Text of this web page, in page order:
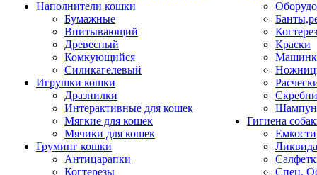
Наполнители кошки
Бумажные
Впитывающий
Древесный
Комкующийся
Силикагелевый
Игрушки кошки
Дразнилки
Интерактивные для кошек
Мягкие для кошек
Мячики для кошек
Груминг кошки
Антицарапки
Когтерезы
Краски
Гигиена
Емкости
Спец.